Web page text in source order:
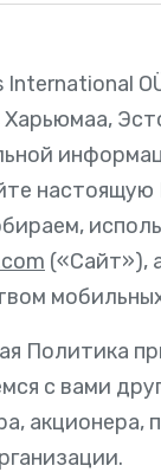
International
(«Сайт»),
Политика
с вами
акционера,